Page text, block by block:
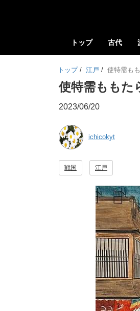
トップ 古代
トップ / 江戸 / 使特需も
使特需ももた
2023/06/20
ichicokyt
戦国 江戸